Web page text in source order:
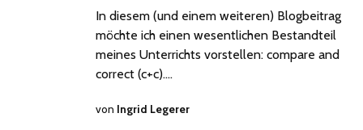
In diesem (und einem weiteren) Blogbeitrag
möchte ich einen wesentlichen Bestandteil
meines Unterrichts vorstellen: compare and
correct (c+c).…
von Ingrid Legerer